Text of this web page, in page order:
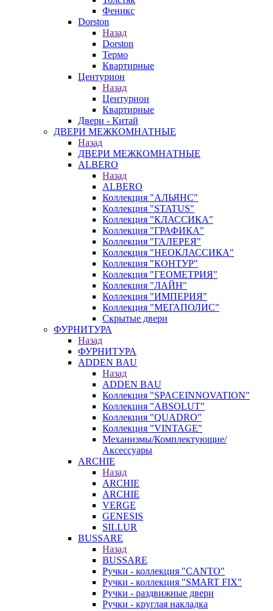
Феникс
Dorston
Назад
Dorston
Термо
Квартирные
Центурион
Назад
Центурион
Квартирные
Двери - Китай
ДВЕРИ МЕЖКОМНАТНЫЕ
Назад
ДВЕРИ МЕЖКОМНАТНЫЕ
ALBERO
Назад
ALBERO
Коллекция "АЛЬЯНС"
Коллекция "STATUS"
Коллекция "КЛАССИКА"
Коллекция "ГРАФИКА"
Коллекция "ГАЛЕРЕЯ"
Коллекция "НЕОКЛАССИКА"
Коллекция "КОНТУР"
Коллекция "ГЕОМЕТРИЯ"
Коллекция "ЛАЙН"
Коллекция "ИМПЕРИЯ"
Коллекция "МЕГАПОЛИС"
Скрытые двери
ФУРНИТУРА
Назад
ФУРНИТУРА
ADDEN BAU
Назад
ADDEN BAU
Коллекция "SPACEINNOVATION"
Коллекция "ABSOLUT"
Коллекция "QUADRO"
Коллекция "VINTAGE"
Механизмы/Комплектующие/
Аксессуары
ARCHIE
Назад
ARCHIE
ARCHIE
VERGE
GENESIS
SILLUR
BUSSARE
Назад
BUSSARE
Ручки - коллекция "CANTO"
Ручки - коллекция "SMART FIX"
Ручки - раздвижные двери
Ручки - круглая накладка